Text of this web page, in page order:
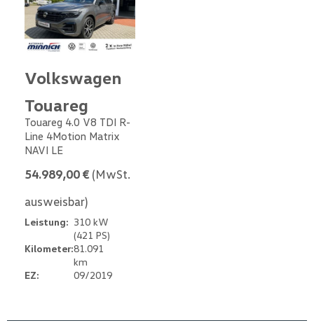
Volkswagen
Touareg
Touareg 4.0 V8 TDI R-
Line 4Motion Matrix
NAVI LE
54.989,00 € (MwSt.
ausweisbar)
Leistung: 310 kW
(421 PS)
Kilometer:81.091
km
EZ:
09/2019